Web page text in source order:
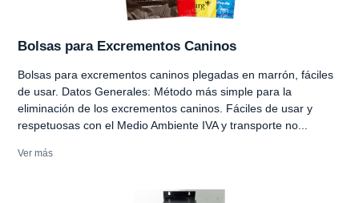
Bolsas para Excrementos Caninos
Bolsas para excrementos caninos plegadas en marrón, fáciles
de usar. Datos Generales: Método más simple para la
eliminación de los excrementos caninos. Fáciles de usar y
respetuosas con el Medio Ambiente IVA y transporte no...
Ver más